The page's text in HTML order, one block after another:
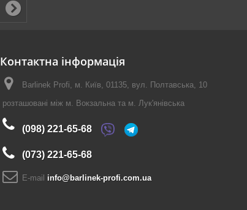
Контактна інформація
Barlinek Profi, м. Київ, 01135, вул. Полтавська, 10
розташовані між м. Вокзальна та м. Лук'янівська
(098) 221-65-68
(073) 221-65-68
E-maіl info@barlinek-profi.com.ua